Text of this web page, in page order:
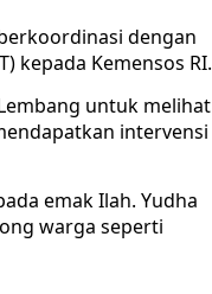
dengan
kepada Kemensos RI.
untuk melihat
intervensi
emak Ilah. Yudha
warga seperti